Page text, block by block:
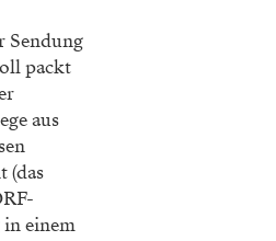
Sendung
packt
aus
(das
einem